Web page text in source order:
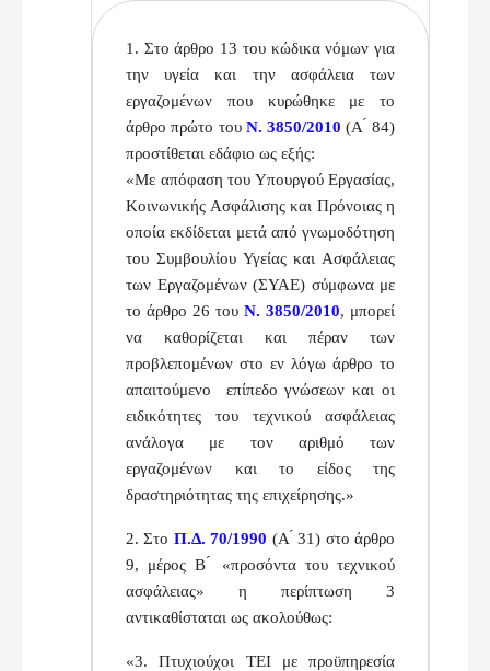
1. Στο άρθρο 13 του κώδικα νόμων για
την υγεία και την ασφάλεια των
εργαζομένων που κυρώθηκε με το
άρθρο πρώτο του Ν. 3850/2010 (Α ́ 84)
προστίθεται εδάφιο ως εξής:
«Με απόφαση του Υπουργού Εργασίας,
Κοινωνικής Ασφάλισης και Πρόνοιας η
οποία εκδίδεται μετά από γνωμοδότηση
του Συμβουλίου Υγείας και Ασφάλειας
των Εργαζομένων (ΣΥΑΕ) σύμφωνα με
το άρθρο 26 του Ν. 3850/2010, μπορεί
να καθορίζεται και πέραν των
προβλεπομένων στο εν λόγω άρθρο το
απαιτούμενο επίπεδο γνώσεων και οι
ειδικότητες του τεχνικού ασφάλειας
ανάλογα με τον αριθμό των
εργαζομένων και το είδος της
δραστηριότητας της επιχείρησης.»
2. Στο Π.Δ. 70/1990 (Α ́ 31) στο άρθρο
9, μέρος Β ́ «προσόντα του τεχνικού
ασφάλειας» η περίπτωση 3
αντικαθίσταται ως ακολούθως:
«3. Πτυχιούχοι ΤΕΙ με προϋπηρεσία